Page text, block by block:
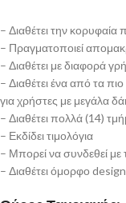
– Διαθέτει την κορυφαία
– Πραγματοποιεί
– Διαθέτει με διαφορά
– Διαθέτει ένα από τα
για χρήστες με μεγάλα
– Διαθέτει πολλά (14)
– Εκδίδει τιμολόγια
– Μπορεί να συνδεθεί
– Διαθέτει όμορφο design